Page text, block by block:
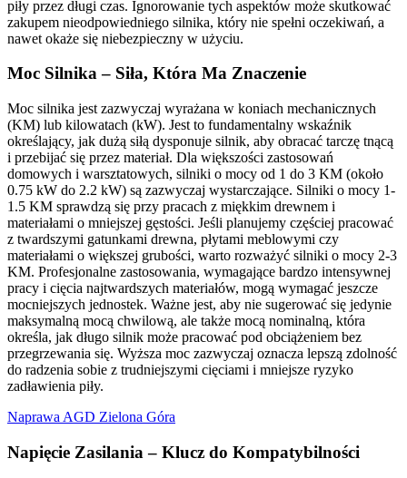
piły przez długi czas. Ignorowanie tych aspektów może skutkować
zakupem nieodpowiedniego silnika, który nie spełni oczekiwań, a
nawet okaże się niebezpieczny w użyciu.
Moc Silnika – Siła, Która Ma Znaczenie
Moc silnika jest zazwyczaj wyrażana w koniach mechanicznych
(KM) lub kilowatach (kW). Jest to fundamentalny wskaźnik
określający, jak dużą siłą dysponuje silnik, aby obracać tarczę tnącą
i przebijać się przez materiał. Dla większości zastosowań
domowych i warsztatowych, silniki o mocy od 1 do 3 KM (około
0.75 kW do 2.2 kW) są zazwyczaj wystarczające. Silniki o mocy 1-
1.5 KM sprawdzą się przy pracach z miękkim drewnem i
materiałami o mniejszej gęstości. Jeśli planujemy częściej pracować
z twardszymi gatunkami drewna, płytami meblowymi czy
materiałami o większej grubości, warto rozważyć silniki o mocy 2-3
KM. Profesjonalne zastosowania, wymagające bardzo intensywnej
pracy i cięcia najtwardszych materiałów, mogą wymagać jeszcze
mocniejszych jednostek. Ważne jest, aby nie sugerować się jedynie
maksymalną mocą chwilową, ale także mocą nominalną, która
określa, jak długo silnik może pracować pod obciążeniem bez
przegrzewania się. Wyższa moc zazwyczaj oznacza lepszą zdolność
do radzenia sobie z trudniejszymi cięciami i mniejsze ryzyko
zadławienia piły.
Naprawa AGD Zielona Góra
Napięcie Zasilania – Klucz do Kompatybilności